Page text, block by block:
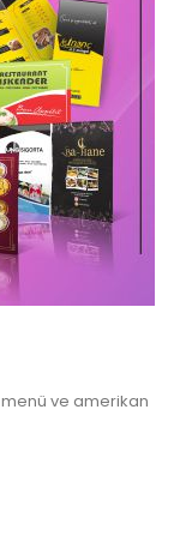
ve amerikan